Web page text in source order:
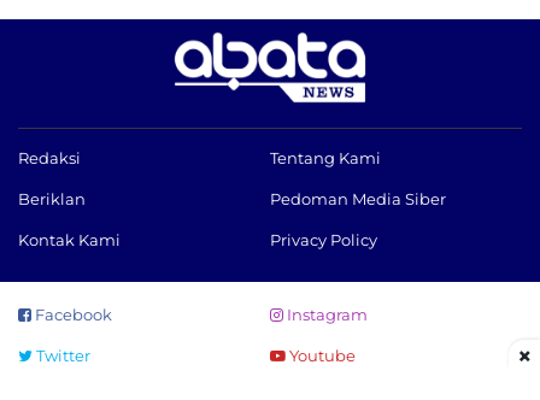
Redaksi Tentang Kami
Beriklan Pedoman Media Siber
Kontak Kami Privacy Policy
Facebook Instagram
Twitter Youtube ×